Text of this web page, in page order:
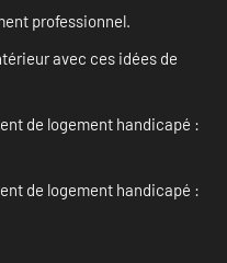
professionnel.
avec ces idées de
de logement handicapé :
de logement handicapé :